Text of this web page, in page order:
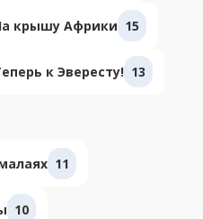
крышу Африки 15
к Эвересту! 13
11
10